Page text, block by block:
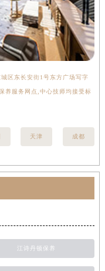
区东长安街1号东方广场写字
养服务网点,中心技师均接受标
天津 成都
江诗丹顿保养